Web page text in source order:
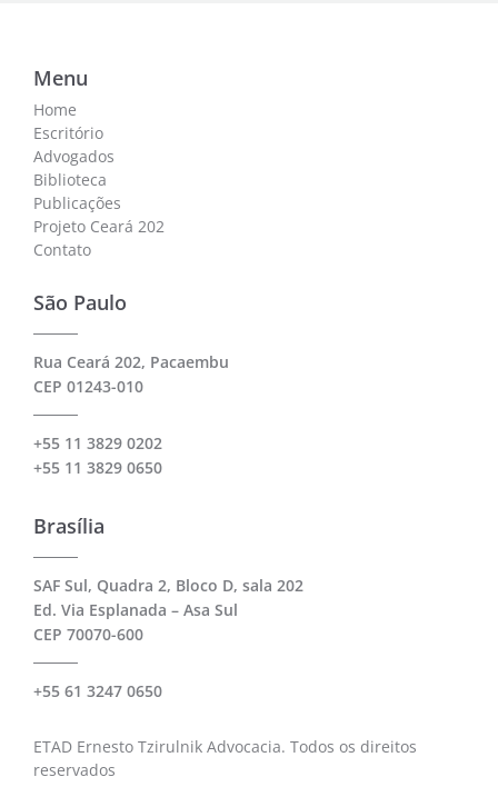
Menu
Home
Escritório
Advogados
Biblioteca
Publicações
Projeto Ceará 202
Contato
São Paulo
Rua Ceará 202, Pacaembu
CEP 01243-010
+55 11 3829 0202
+55 11 3829 0650
Brasília
SAF Sul, Quadra 2, Bloco D, sala 202
Ed. Via Esplanada – Asa Sul
CEP 70070-600
+55 61 3247 0650
ETAD Ernesto Tzirulnik Advocacia. Todos os direitos
reservados